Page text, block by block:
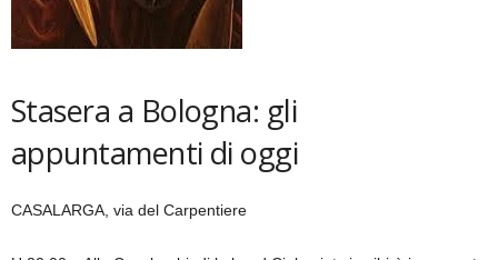
Stasera a Bologna: gli
appuntamenti di oggi
CASALARGA, via del Carpentiere